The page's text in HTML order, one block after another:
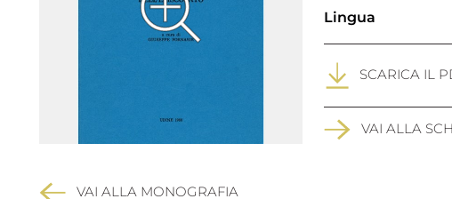
VAI ALLA MONOGRAFIA
Lingua
SCARICA IL
VAI ALLA